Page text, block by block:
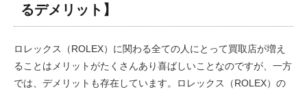
るデメリット】
ロレックス（ROLEX）に関わる全ての人にとって買取店が増え
ることはメリットがたくさんあり喜ばしいことなのですが、一方
では、デメリットも存在しています。ロレックス（ROLEX）の